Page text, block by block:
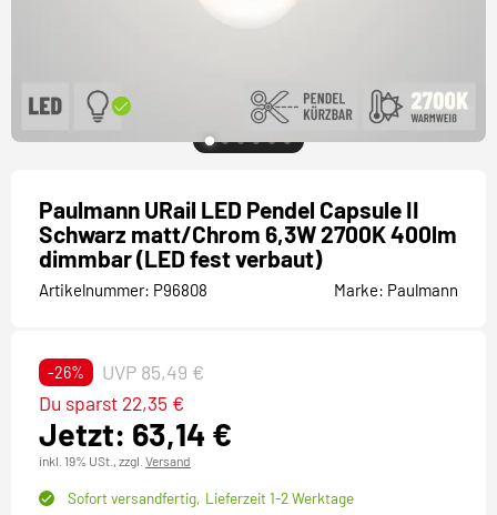
Paulmann URail LED Pendel Capsule II
Schwarz matt/Chrom 6,3W 2700K 400lm
dimmbar (LED fest verbaut)
Artikelnummer: P96808 Marke: Paulmann
-26% UVP 85,49 €
Jetzt: 63,14 €
Du sparst 22,35 €
inkl. 19% USt., zzgl. Versand
Sofort versandfertig, Lieferzeit 1-2 Werktage